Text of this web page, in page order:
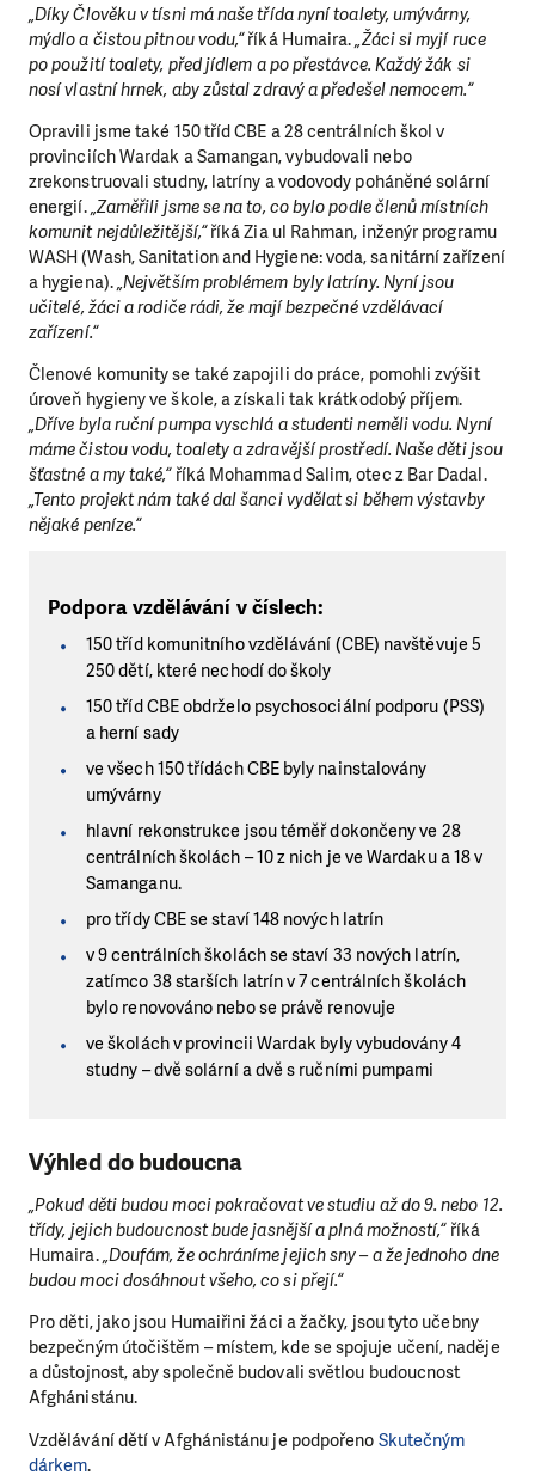
„Díky Člověku v tísni má naše třída nyní toalety, umývárny,
mýdlo a čistou pitnou vodu,“říká Humaira.„Žáci si myjí ruce
po použití toalety, před jídlem a po přestávce. Každý žák si
nosí vlastní hrnek, aby zůstal zdravý a předešel nemocem.“
Opravili jsme také 150 tříd CBE a 28 centrálních škol v
provinciích Wardak a Samangan, vybudovali nebo
zrekonstruovali studny, latríny a vodovody poháněné solární
energií.„Zaměřili jsme se na to, co bylo podle členů místních
komunit nejdůležitější,“říká Zia ul Rahman, inženýr programu
WASH (Wash, Sanitation and Hygiene: voda, sanitární zařízení
a hygiena).„Největším problémem byly latríny. Nyní jsou
učitelé, žáci a rodiče rádi, že mají bezpečné vzdělávací
zařízení.“
Členové komunity se také zapojili do práce, pomohli zvýšit
úroveň hygieny ve škole, a získali tak krátkodobý příjem.
„Dříve byla ruční pumpa vyschlá a studenti neměli vodu. Nyní
máme čistou vodu, toalety a zdravější prostředí. Naše děti jsou
šťastné a my také,“říká Mohammad Salim, otec z Bar Dadal.
„Tento projekt nám také dal šanci vydělat si během výstavby
nějaké peníze.“
Podpora vzdělávání v číslech:
150 tříd komunitního vzdělávání (CBE) navštěvuje 5
250 dětí, které nechodí do školy
150 tříd CBE obdrželo psychosociální podporu (PSS)
a herní sady
ve všech 150 třídách CBE byly nainstalovány
umývárny
hlavní rekonstrukce jsou téměř dokončeny ve 28
centrálních školách – 10 z nich je ve Wardaku a 18 v
Samanganu.
pro třídy CBE se staví 148 nových latrín
v 9 centrálních školách se staví 33 nových latrín,
zatímco 38 starších latrín v 7 centrálních školách
bylo renovováno nebo se právě renovuje
ve školách v provincii Wardak byly vybudovány 4
studny – dvě solární a dvě s ručními pumpami
Výhled do budoucna
„Pokud děti budou moci pokračovat ve studiu až do 9. nebo 12.
třídy, jejich budoucnost bude jasnější a plná možností,“říká
Humaira.„Doufám, že ochráníme jejich sny – a že jednoho dne
budou moci dosáhnout všeho, co si přejí.“
Pro děti, jako jsou Humaiřini žáci a žačky, jsou tyto učebny
bezpečným útočištěm – místem, kde se spojuje učení, naděje
a důstojnost, aby společně budovali světlou budoucnost
Afghánistánu.
Vzdělávání dětí v Afghánistánu je podpořeno Skutečným
dárkem.